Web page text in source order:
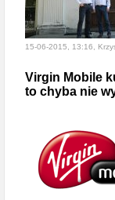
15-06-2015, 13:16,
Virgin Mobile
to chyba nie